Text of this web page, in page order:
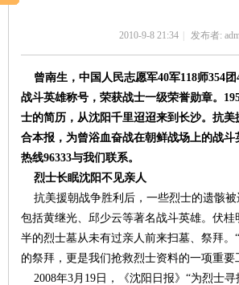
›
2010-9-8 21:34 发布者:
曾南生，中国人民志愿军40军118师354
战斗英雄称号，荣获战士一级荣誉勋章。
士的简历，从沈阳千里迢迢来到长沙。抗
合本报，为曾浴血奋战在朝鲜战场上的战
热线96333与我们联系。
烈士长眠沈阳不见亲人
抗美援朝战争胜利后，一些烈士的遗骸被
包括黄继光、邱少云等著名战斗英雄。伏
半的烈士墓从未有过亲人前来扫墓、祭拜
的祭拜，更是我们抢救烈士资料的一项重
2008年3月19日，《沈阳日报》“为烈士